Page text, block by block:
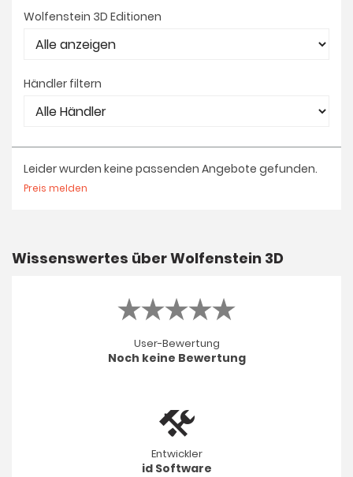
Wolfenstein 3D Editionen
Händler filtern
Leider wurden keine passenden Angebote gefunden.
Preis melden
Wissenswertes über Wolfenstein 3D
User-Bewertung
Noch keine Bewertung
Entwickler
id Software